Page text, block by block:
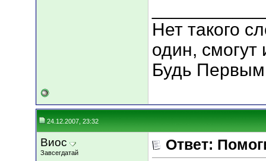
Нет такого
один, смогут
Будь
24.12.2007, 23:32
Виос
Завсегдатай
Ответ: